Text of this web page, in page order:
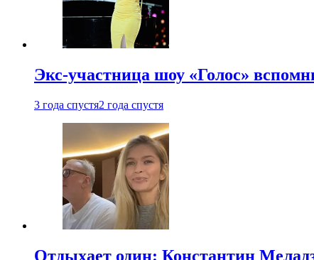
Экс-участница шоу «Голос»
3 года спустя2 года спустя
Отдыхает один: Константин